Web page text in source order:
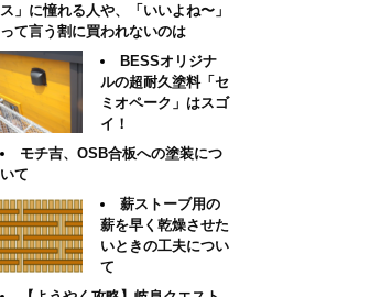
ス」に憧れる人や、「いいよね〜」
って言う割に買われないのは
BESSオリジナ
ルの超耐久塗料「セ
ミオペーク」はスゴ
イ！
モチ吉、OSB合板への塗装につ
いて
薪ストーブ用の
薪を早く乾燥させた
いときの工夫につい
て